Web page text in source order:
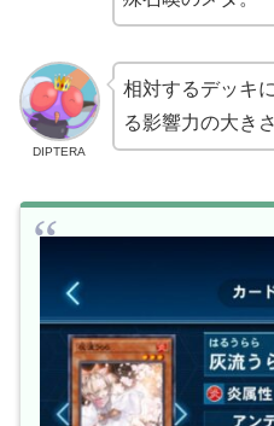
DIPTERA
相対するデッキ
る影響力の大き